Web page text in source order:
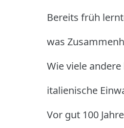
Bereits früh
was
Wie viele
italienische
Vor gut 100